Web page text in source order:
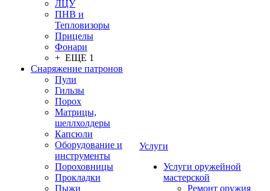
ЛЦУ
ПНВ и
Тепловизоры
Прицелы
Фонари
+ ЕЩЕ 1
Снаряжение патронов
Пули
Гильзы
Порох
Матрицы,
шеллхолдеры
Капсюли
Оборудование и
инструменты
Пороховницы
Прокладки
Пыжи
Услуги
Услуги оружейной
мастерской
Ремонт оружия